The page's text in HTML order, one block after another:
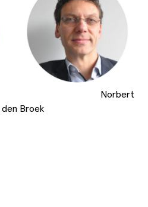
Norbert
den Broek